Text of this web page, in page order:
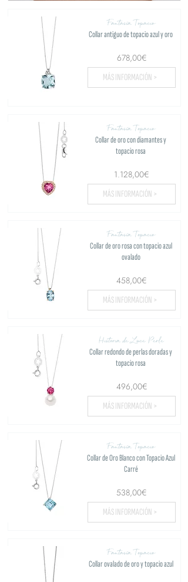
Fantasía Topacio
Collar antiguo de topacio azul y oro
678,00€
MÁS INFORMACIÓN >
Fantasía Topacio
Collar de oro con diamantes y
topacio rosa
1.128,00€
MÁS INFORMACIÓN >
Fantasía Topacio
Collar de oro rosa con topacio azul
ovalado
458,00€
MÁS INFORMACIÓN >
Historia de Luce Perle
Collar redondo de perlas doradas y
topacio rosa
496,00€
MÁS INFORMACIÓN >
Fantasía Topacio
Collar de Oro Blanco con Topacio Azul
Carré
538,00€
MÁS INFORMACIÓN >
Fantasía Topacio
Collar ovalado de oro y topacio azul